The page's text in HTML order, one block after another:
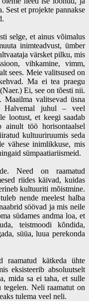
Sest et projekte pannakse
selge, et ainus võimalus
inimteadvust, ümber
värsket pilku, mis
vihkamine, vimm,
sees. Meie valitsused on
Ma ei tea praegu
Ei, see on tõesti nii.
Maailma valitsevad üsna
Halvemal juhul – veel
lootust, et keegi saadab
ainult töö horisontaalsel
kultuuriruumis seda
vähese inimlikkuse, mis
sümpaatiariismeid.
Need on raamatud
riides käivad, kuidas
kultuuriti mõistmine.
nende meelest halba
söövad ja mis neile
südames andma loa, et
teistmoodi kõndida,
süüa, luua perekonda
kätkeda ühte
eksisteerib absoluutselt
mida sa ei taha, et sulle
tegelen. Neli raamatut on
tulema veel neli.